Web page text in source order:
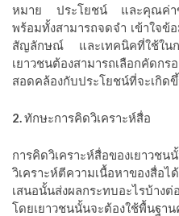
หมาย
ประโยชน์
และคุณค่า
พร้อมทั้งสามารถจดจำ เข้าใจข้
สัญลักษณ์
และเทคนิคที่ใช้ใน
เยาวชนต้องสามารถเลือกคัดกร
สอดคล้องกับประโยชน์ที่จะเกิด
2.ทักษะการคิดวิเคราะห์สื่อ
การคิดวิเคราะห์สื่อของเยาวชน
วิเคราะห์ตีความเนื้อหาของสื่อไ
เสนอนั้นส่งผลกระทบอะไรบ้างต่
โดยเยาวชนนั้นจะต้องใช้พื้นฐา